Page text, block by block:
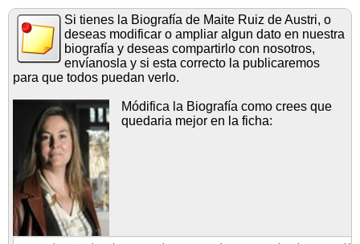
Si tienes la Biografía de Maite Ruiz de Austri, o
deseas modificar o ampliar algun dato en nuestra
biografía y deseas compartirlo con nosotros,
envíanosla y si esta correcto la publicaremos
para que todos puedan verlo.
Módifica la Biografía como crees que
quedaria mejor en la ficha: